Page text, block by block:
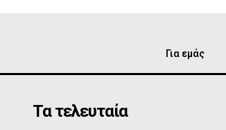
Για εμάς
Τα τελευταία